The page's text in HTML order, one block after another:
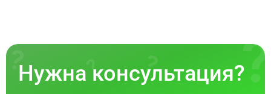
Нужна консультация?